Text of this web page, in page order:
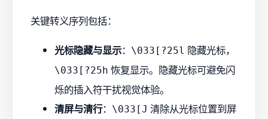
关键转义序列包括：
光标隐藏与显示： \033[?25l 隐藏光标，
\033[?25h 恢复显示。隐藏光标可避免闪
烁的插入符干扰视觉体验。
清屏与清行： \033[J 清除从光标位置到屏